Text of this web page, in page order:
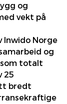
og
vekt på
Inwido Norge
og
som totalt
25
bredt